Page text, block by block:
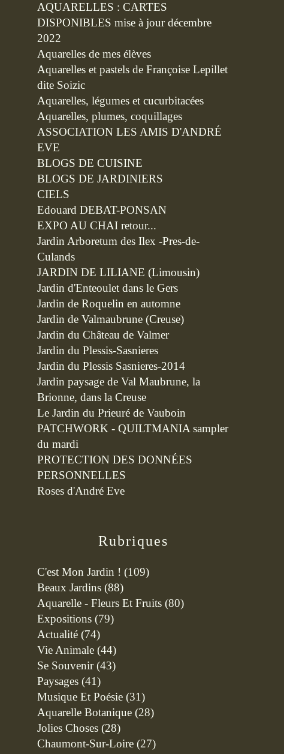
Rubriques
C'est Mon Jardin ! (109)
Beaux Jardins (88)
Aquarelle - Fleurs Et Fruits (80)
Expositions (79)
Actualité (74)
Vie Animale (44)
Se Souvenir(43)
Paysages (41)
Musique Et Poésie (31)
Aquarelle Botanique (28)
Jolies Choses (28)
Chaumont-Sur-Loire (27)
AQUARELLES : CARTES
DISPONIBLES mise à jour décembre
2022
Aquarelles de mes élèves
Aquarelles et pastels de Françoise Lepillet
dite Soizic
Aquarelles, légumes et cucurbitacées
Aquarelles, plumes, coquillages
ASSOCIATION LES AMIS D'ANDRÉ
EVE
BLOGS DE CUISINE
BLOGS DE JARDINIERS
CIELS
Edouard DEBAT-PONSAN
EXPO AU CHAI retour...
Jardin Arboretum des Ilex -Pres-de-
Culands
JARDIN DE LILIANE (Limousin)
Jardin d'Enteoulet dans le Gers
Jardin de Roquelin en automne
Jardin de Valmaubrune (Creuse)
Jardin du Château de Valmer
Jardin du Plessis-Sasnieres
Jardin du Plessis Sasnieres-2014
Jardin paysage de Val Maubrune, la
Brionne, dans la Creuse
Le Jardin du Prieuré de Vauboin
PATCHWORK - QUILTMANIA sampler
du mardi
PROTECTION DES DONNÉES
PERSONNELLES
Roses d'André Eve